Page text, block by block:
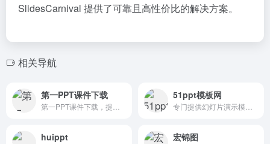
SlidesCarnival 提供了可靠且高性价比的解决方案。
相关导航
第一PPT课件下载 51ppt模板网
huippt 宏锦图